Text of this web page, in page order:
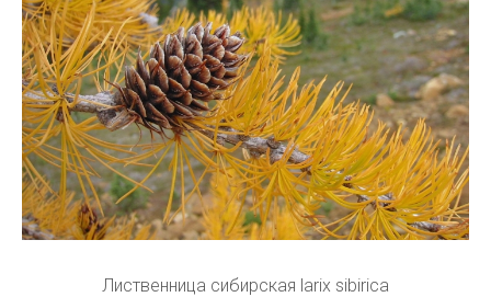
Лиственница сибирская larix sibirica